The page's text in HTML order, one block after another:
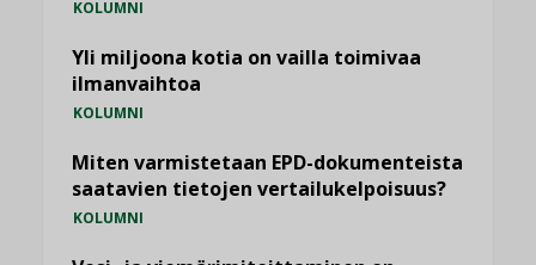
KOLUMNI
Yli miljoona kotia on vailla toimivaa
ilmanvaihtoa
KOLUMNI
Miten varmistetaan EPD-dokumenteista
saatavien tietojen vertailukelpoisuus?
KOLUMNI